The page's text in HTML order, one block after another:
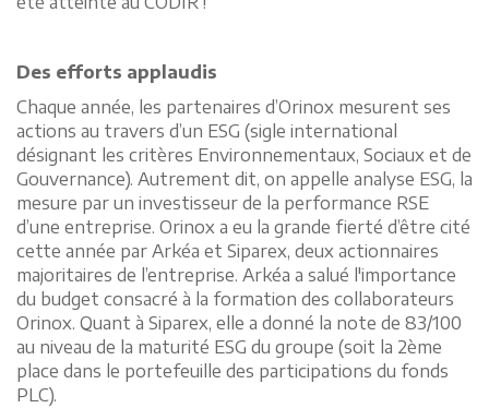
Des efforts applaudis
Chaque année, les partenaires d’Orinox mesurent ses
actions au travers d’un ESG (sigle international
désignant les critères Environnementaux, Sociaux et de
Gouvernance). Autrement dit, on appelle analyse ESG, la
mesure par un investisseur de la performance RSE
d’une entreprise. Orinox a eu la grande fierté d’être cité
cette année par Arkéa et Siparex, deux actionnaires
majoritaires de l’entreprise. Arkéa a salué l'importance
du budget consacré à la formation des collaborateurs
Orinox. Quant à Siparex, elle a donné la note de 83/100
au niveau de la maturité ESG du groupe (soit la 2ème
place dans le portefeuille des participations du fonds
PLC).